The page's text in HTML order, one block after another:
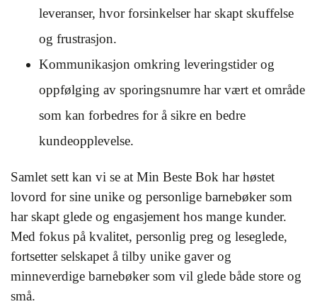
leveranser, hvor forsinkelser har skapt skuffelse
og frustrasjon.
Kommunikasjon omkring leveringstider og
oppfølging av sporingsnumre har vært et område
som kan forbedres for å sikre en bedre
kundeopplevelse.
Samlet sett kan vi se at Min Beste Bok har høstet
lovord for sine unike og personlige barnebøker som
har skapt glede og engasjement hos mange kunder.
Med fokus på kvalitet, personlig preg og leseglede,
fortsetter selskapet å tilby unike gaver og
minneverdige barnebøker som vil glede både store og
små.